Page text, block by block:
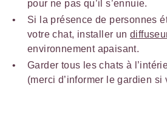
pour ne pas qu’il s’ennuie.
Si la présence de personnes
votre chat, installer un
environnement apaisant.
Garder tous les chats à
(merci d’informer le gardien si